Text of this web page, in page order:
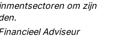
om zijn
Adviseur